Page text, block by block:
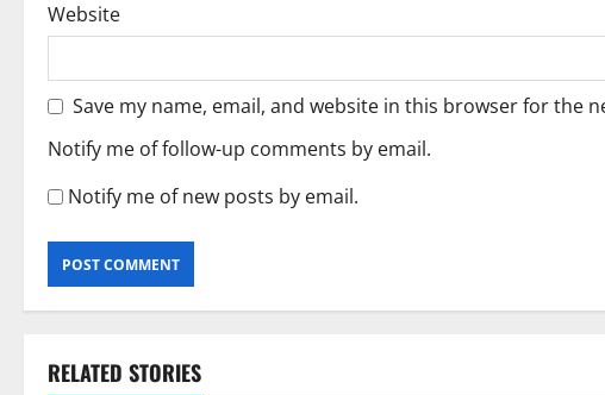
Website
Save my name, email, and website in this browser for the
Notify me of follow-up comments by email.
Notify me of new posts by email.
RELATED STORIES